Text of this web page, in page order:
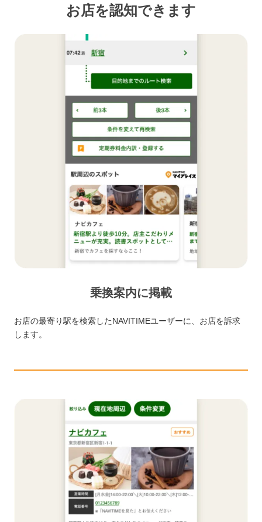
お店を認知できます
乗換案内に掲載
お店の最寄り駅を検索したNAVITIMEユーザーに、お店を訴求
します。